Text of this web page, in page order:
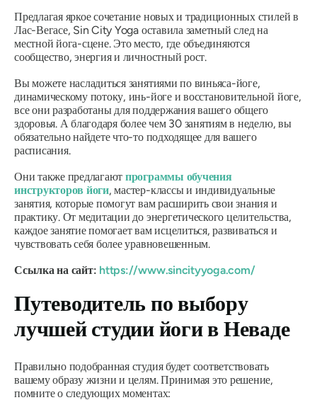
Предлагая яркое сочетание новых и традиционных стилей в
Лас-Вегасе, Sin City Yoga оставила заметный след на
местной йога-сцене. Это место, где объединяются
сообщество, энергия и личностный рост.
Вы можете насладиться занятиями по виньяса-йоге,
динамическому потоку, инь-йоге и восстановительной йоге,
все они разработаны для поддержания вашего общего
здоровья. А благодаря более чем 30 занятиям в неделю, вы
обязательно найдете что-то подходящее для вашего
расписания.
Они также предлагают программы обучения
инструкторов йоги, мастер-классы и индивидуальные
занятия, которые помогут вам расширить свои знания и
практику. От медитации до энергетического целительства,
каждое занятие помогает вам исцелиться, развиваться и
чувствовать себя более уравновешенным.
Ссылка на сайт: https://www.sincityyoga.com/
Путеводитель по выбору
лучшей студии йоги в Неваде
Правильно подобранная студия будет соответствовать
вашему образу жизни и целям. Принимая это решение,
помните о следующих моментах: